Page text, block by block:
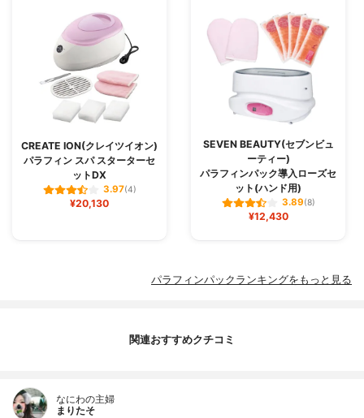
CREATE ION(クレイツイオン)
パラフィン スパ スターターセ
ットDX
3.97(4)
¥20,130
SEVEN BEAUTY(セブンビュ
ーティー)
パラフィンパック導入ローズセ
ット(ハンド用)
3.89(8)
¥12,430
パラフィンパックランキングをもっと見る
関連おすすめクチコミ
なにわの主婦
まりたそ